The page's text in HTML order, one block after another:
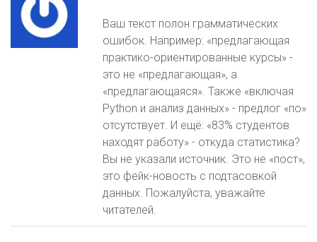
Ваш текст полон грамматических
ошибок. Например: «предлагающая
практико-ориентированные курсы» -
это не «предлагающая», а
«предлагающаяся». Также «включая
Python и анализ данных» - предлог «по»
отсутствует. И ещё: «83% студентов
находят работу» - откуда статистика?
Вы не указали источник. Это не «пост»,
это фейк-новость с подтасовкой
данных. Пожалуйста, уважайте
читателей.